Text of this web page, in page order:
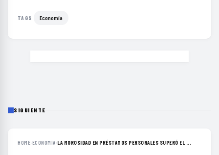
TAGS Economía
SIGUIENTE
HOME›ECONOMÍA›LA MOROSIDAD EN PRÉSTAMOS PERSONALES SUPERÓ EL ...